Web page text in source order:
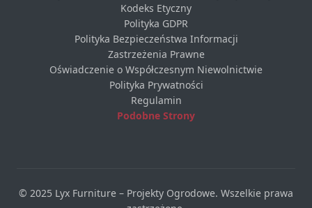
Kodeks Etyczny
Polityka GDPR
Polityka Bezpieczeństwa Informacji
Zastrzeżenia Prawne
Oświadczenie o Współczesnym Niewolnictwie
Polityka Prywatności
Regulamin
Podobne Strony
© 2025 Lyx Furniture – Projekty Ogrodowe. Wszelkie prawa